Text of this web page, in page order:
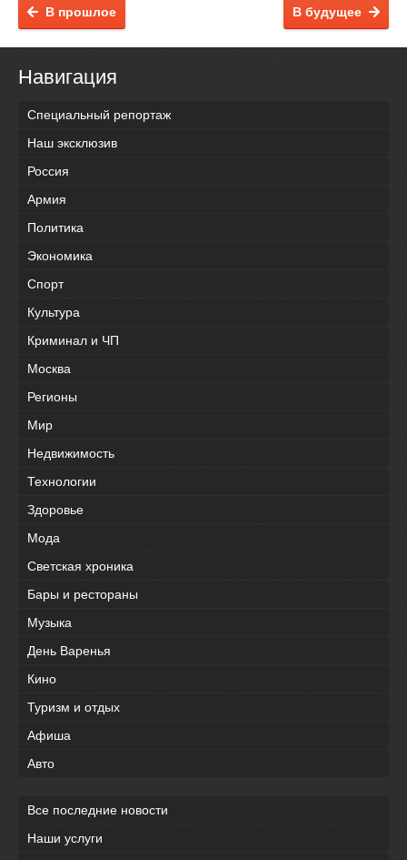
В будущее
В прошлое
Навигация
Специальный репортаж
Наш эксклюзив
Россия
Армия
Политика
Экономика
Спорт
Культура
Криминал и ЧП
Москва
Регионы
Мир
Недвижимость
Технологии
Здоровье
Мода
Светская хроника
Бары и рестораны
Музыка
День Варенья
Кино
Туризм и отдых
Афиша
Авто
Все последние новости
Наши услуги